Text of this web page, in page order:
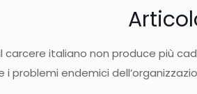
carcere italiano non produce più
i problemi endemici